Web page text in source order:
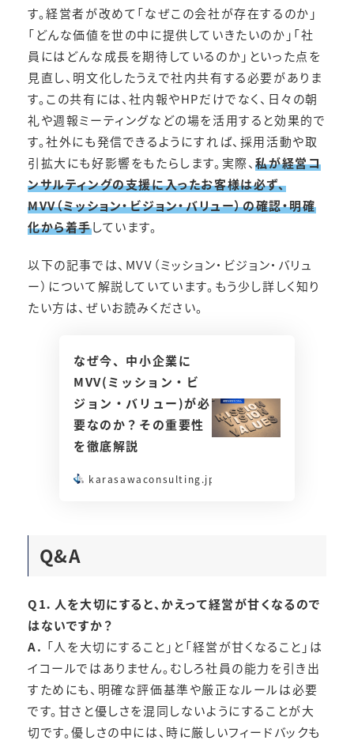
す。経営者が改めて「なぜこの会社が存在するのか」
「どんな価値を世の中に提供していきたいのか」「社
員にはどんな成長を期待しているのか」といった点を
見直し、明文化したうえで社内共有する必要がありま
す。この共有には、社内報やHPだけでなく、日々の朝
礼や週報ミーティングなどの場を活用すると効果的で
す。社外にも発信できるようにすれば、採用活動や取
引拡大にも好影響をもたらします。実際、私が経営コ
ンサルティングの支援に入ったお客様は必ず、
MVV（ミッション・ビジョン・バリュー）の確認・明確
化から着手しています。
以下の記事では、MVV（ミッション・ビジョン・バリュ
ー）について解説していています。もう少し詳しく知り
たい方は、ぜいお読みください。
なぜ今、中小企業に
MVV(ミッション・ビ
ジョン・バリュー)が必
要なのか？その重要性
を徹底解説
karasawaconsulting.jp
Q&A
Q1．人を大切にすると、かえって経営が甘くなるので
はないですか？
A. 「人を大切にすること」と「経営が甘くなること」は
イコールではありません。むしろ社員の能力を引き出
すためにも、明確な評価基準や厳正なルールは必要
です。甘さと優しさを混同しないようにすることが大
切です。優しさの中には、時に厳しいフィードバックも